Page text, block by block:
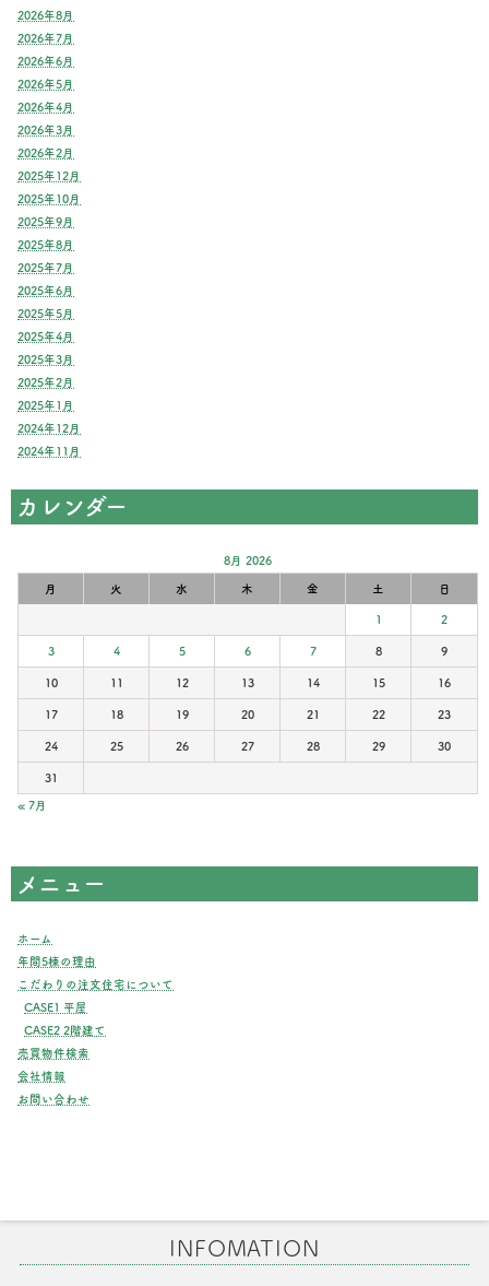
2026年8月
2026年7月
2026年6月
2026年5月
2026年4月
2026年3月
2026年2月
2025年12月
2025年10月
2025年9月
2025年8月
2025年7月
2025年6月
2025年5月
2025年4月
2025年3月
2025年2月
2025年1月
2024年12月
2024年11月
カレンダー
8月 2026
月 火 水 木 金 土 日
1 2
3 4 5 6 7 8 9
10 11 12 13 14 15 16
17 18 19 20 21 22 23
24 25 26 27 28 29 30
31
« 7月
メニュー
ホーム
年間5棟の理由
こだわりの注文住宅について
CASE1 平屋
CASE2 2階建て
売買物件検索
会社情報
お問い合わせ
INFOMATION